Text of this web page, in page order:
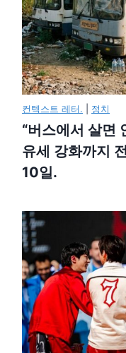
컨텍스트 레터. 정치
“버스에서 살면
유세 강화까지
10일.